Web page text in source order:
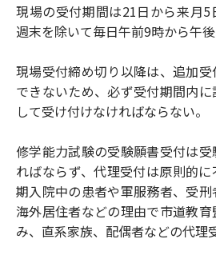
現場の受付期間は21日から来月5
週末を除いて毎日午前9時から午後
現場受付締め切り以降は、追加
できないため、必ず受付期間内
して受け付けなければならない。
修学能力試験の受験願書受付は
ればならず、代理受付は原則的
期入院中の患者や軍服務者、受
海外居住者などの理由で市道教
み、直系家族、配偶者などの代理